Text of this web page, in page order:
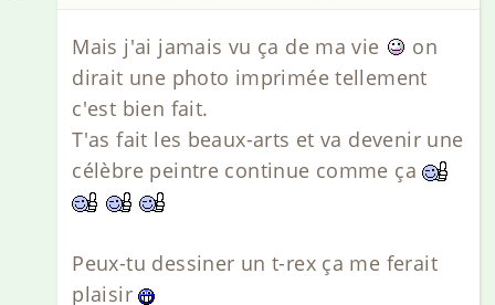
Mais j'ai jamais vu ça de ma vie
on
dirait une photo imprimée tellement
c'est bien fait.
T'as fait les beaux-arts et va devenir une
célèbre peintre continue comme ça
Peux-tu dessiner un t-rex ça me ferait
plaisir